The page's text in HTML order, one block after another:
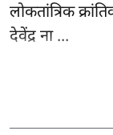
लोकतांत्रिक
देवेंद्र ना ...